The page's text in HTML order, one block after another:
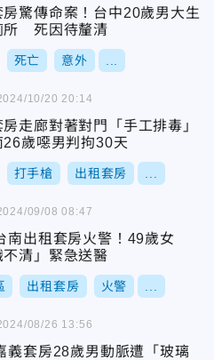
房驚傳命案！台中20歲男大生
所 死因待釐清
死亡 意外
房走廊對著對門「手工排毒」
歲噁男判拘30天
打手槍 出租套房
10/20 20:14
南出租套房火警！49歲女
不清」緊急送醫
出租套房 火警
09/08 08:47
義套房28歲男動脈遭「玻璃
08/26 13:56